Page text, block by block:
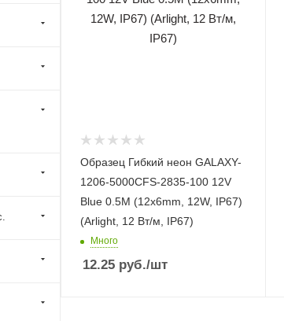
Образец Гибкий неон GALAXY-
1206-5000CFS-2835-100 12V
Blue 0.5M (12x6mm, 12W, IP67)
(Arlight, 12 Вт/м, IP67)
Много
12.25 руб./шт